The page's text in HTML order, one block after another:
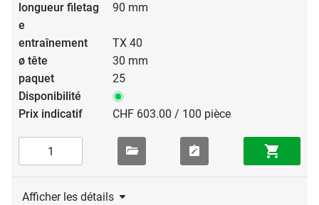
90 mm
TX 40
30 mm
25
CHF 603.00 / 100 pièce
Afficher les détails